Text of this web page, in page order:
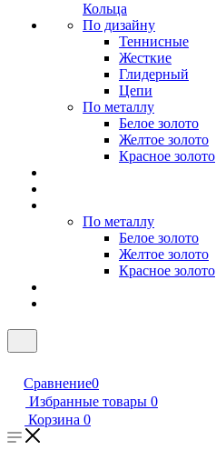
Кольца
По дизайну
Теннисные
Жесткие
Глидерный
Цепи
По металлу
Белое золото
Желтое золото
Красное золото
По металлу
Белое золото
Желтое золото
Красное золото
Сравнение0
Избранные товары 0
Корзина 0